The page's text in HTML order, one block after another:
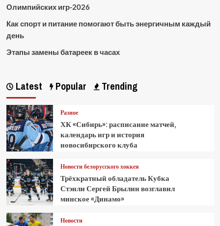
Олимпийских игр-2026
Как спорт и питание помогают быть энергичным каждый
день
Этапы замены батареек в часах
Latest Popular Trending
Разное
ХК «Сибирь»: расписание матчей,
календарь игр и история
новосибирского клуба
Новости белорусского хоккея
Трёхкратный обладатель Кубка
Стэнли Сергей Брылин возглавил
минское «Динамо»
Новости